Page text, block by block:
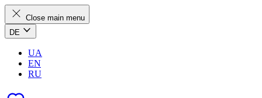
Close main menu
DE
UA
EN
RU